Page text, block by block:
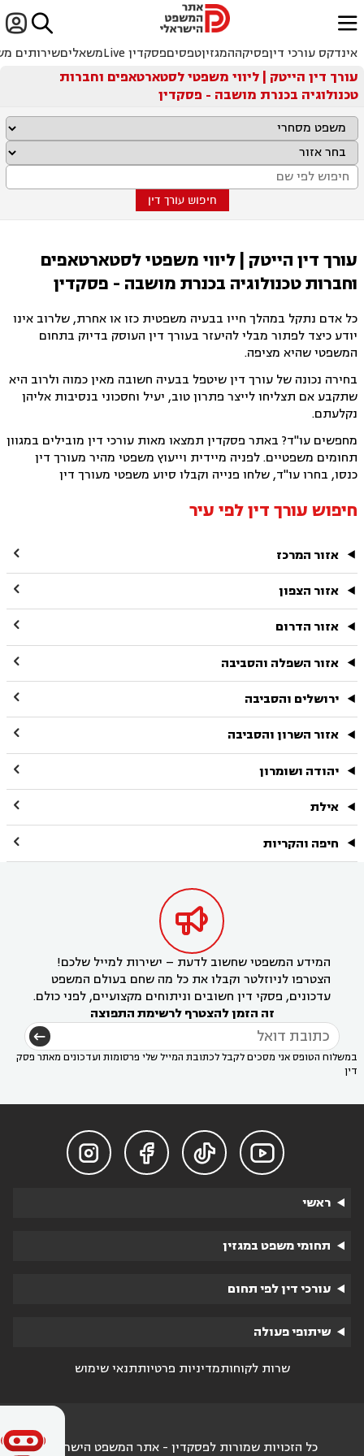

ﱐ
אינדקס עורכי דיןפסיקההמגזיןטפסיםפסקדין Live משאליםשירותים
עורך דין הייטק | ליווי משפטי לסטארטאפים וחברות
טכנולוגיה בכנרת מושבה - פסקדין
חיפוש עורך דין
עורך דין הייטק | ליווי משפטי לסטארטאפים
וחברות טכנולוגיה בכנרת מושבה - פסקדין
כל אדם נתקל במהלך חייו בבעיה משפטית כזו או אחרת, שלרוב אינו
יודע כיצד לפתור מבלי להיעזר בעורך דין העוסק בדיוק בתחום
המשפטי שהיא מציפה.
בחירה נכונה של עורך דין שיטפל בבעיה חשובה מאין כמוה ולרוב היא
שתקבע אם תצליחו לייצר פתרון טוב, יעיל וחסכוני בנסיבות אליהן
נקלעתם.
מחפשים עו"ד? באתר פסקדין תמצאו מאות עורכי דין מובילים במגוון
תחומים משפטיים. לפניה מיידית וייעוץ משפטי מהיר מעורך דין
כנסו, בחרו עו"ד, שלחו פנייה וקבלו סיוע משפטי מעורך דין
חיפוש עורך דין לפי עיר
אזור המרכז 
אזור הצפון 
אזור הדרום 
אזור השפלה והסביבה 
ירושלים והסביבה 
אזור השרון והסביבה 
יהודה ושומרון 
אילת 
חיפה והקריות 

המידע המשפטי שחשוב לדעת – ישירות למייל שלכם!
הצטרפו לניוזלטר וקבלו את כל מה שחם בעולם המשפט
עדכונים, פסקי דין חשובים וניתוחים מקצועיים, לפני כולם.
זה הזמן להצטרף לרשימת התפוצה
במשלוח הטופס אני מסכים לקבל לכתובת המייל שלי פרסומות ועדכונים מאתר פסק
דין




ראשי
תחומי משפט במגזין
עורכי דין לפי תחום
שיתופי פעולה
שרות לקוחותמדיניות פרטיותתנאי שימוש
כל הזכויות שמורות לפסקדין - אתר המשפט הישראלי